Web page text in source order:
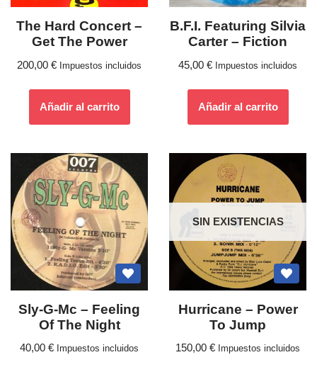
The Hard Concert –
Get The Power
200,00 € Impuestos incluidos
Añadir al carrito
B.F.I. Featuring Silvia
Carter – Fiction
45,00 € Impuestos incluidos
Añadir al carrito
Sly-G-Mc – Feeling
Of The Night
40,00 € Impuestos incluidos
SIN EXISTENCIAS
Hurricane – Power
To Jump
150,00 € Impuestos incluidos